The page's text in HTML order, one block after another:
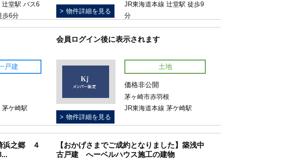
堂駅 バス6
歩6分
物件詳細を見る
JR東海道本線 辻堂駅 徒歩9
分
戸建
ケ崎駅
会員ログイン後に表示されます
物件詳細を見る
土地
価格非公開
茅ヶ崎市赤羽根
JR東海道本線 茅ケ崎駅
浜之郷 ４
【おかげさまでご成約となりました】築浅中
古戸建 へーベルハウス施工の建物